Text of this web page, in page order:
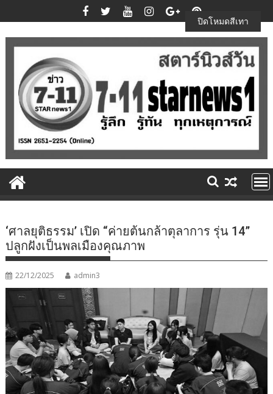
to
content
‘ศาลยุติธรรม’ เปิด “ค่ายต้นกล้าตุลาการ รุ่น 14”
ปลูกฝังเป็นพลเมืองคุณภาพ
22/12/2025 admin3
ปิดโหมดสีเทา